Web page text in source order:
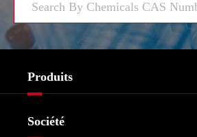
Produits
Société